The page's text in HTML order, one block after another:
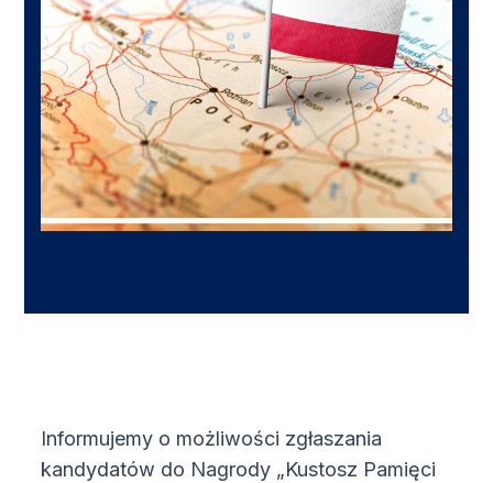
Informujemy o możliwości zgłaszania
kandydatów do Nagrody „Kustosz Pamięci